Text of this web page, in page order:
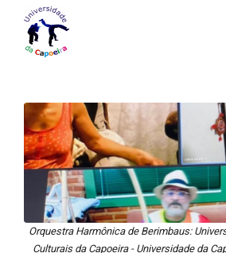
Orquestra Harmônica de Berimbaus:
Culturais da Capoeira - Universidade da